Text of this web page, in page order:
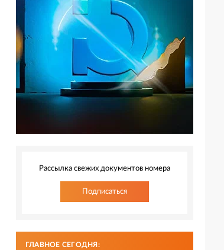
Рассылка свежих документов номера
Подписаться
ГЛАВНОЕ СЕГОДНЯ: